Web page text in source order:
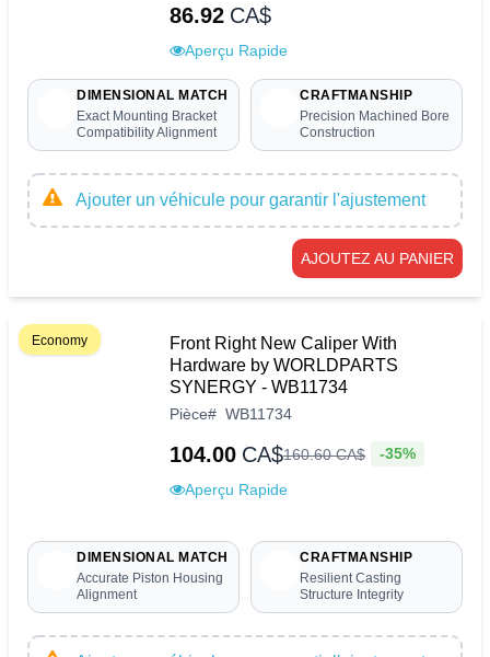
86.92 CA$
Aperçu Rapide
DIMENSIONAL MATCH
Exact Mounting Bracket
Compatibility Alignment
CRAFTMANSHIP
Precision Machined Bore
Construction
Ajouter un véhicule pour garantir l'ajustement
AJOUTEZ AU PANIER
Economy
Front Right New Caliper With
Hardware by WORLDPARTS
SYNERGY - WB11734
Pièce# WB11734
104.00 CA$160.60CA$ -35%
Aperçu Rapide
DIMENSIONAL MATCH
Accurate Piston Housing
Alignment
CRAFTMANSHIP
Resilient Casting
Structure Integrity